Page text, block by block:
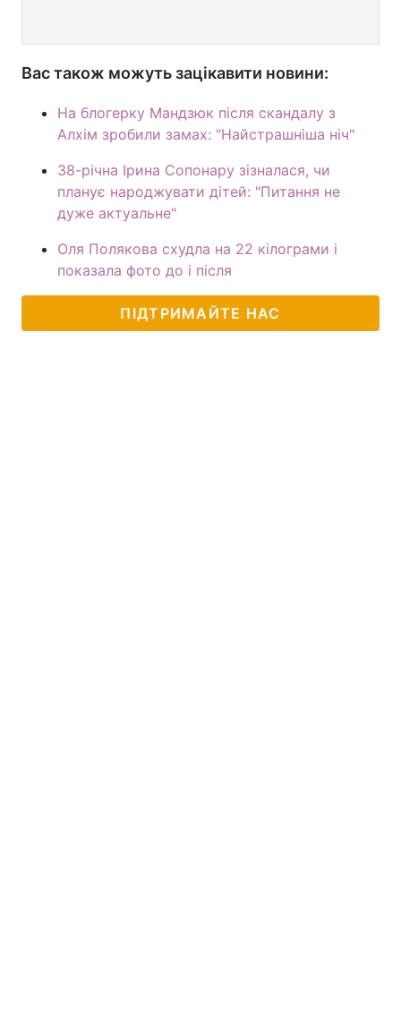
Вас також можуть зацікавити новини:
На блогерку Мандзюк після скандалу з
Алхім зробили замах: "Найстрашніша ніч"
38-річна Ірина Сопонару зізналася, чи
планує народжувати дітей: "Питання не
дуже актуальне"
Оля Полякова схудла на 22 кілограми і
показала фото до і після
ПІДТРИМАЙТЕ НАС